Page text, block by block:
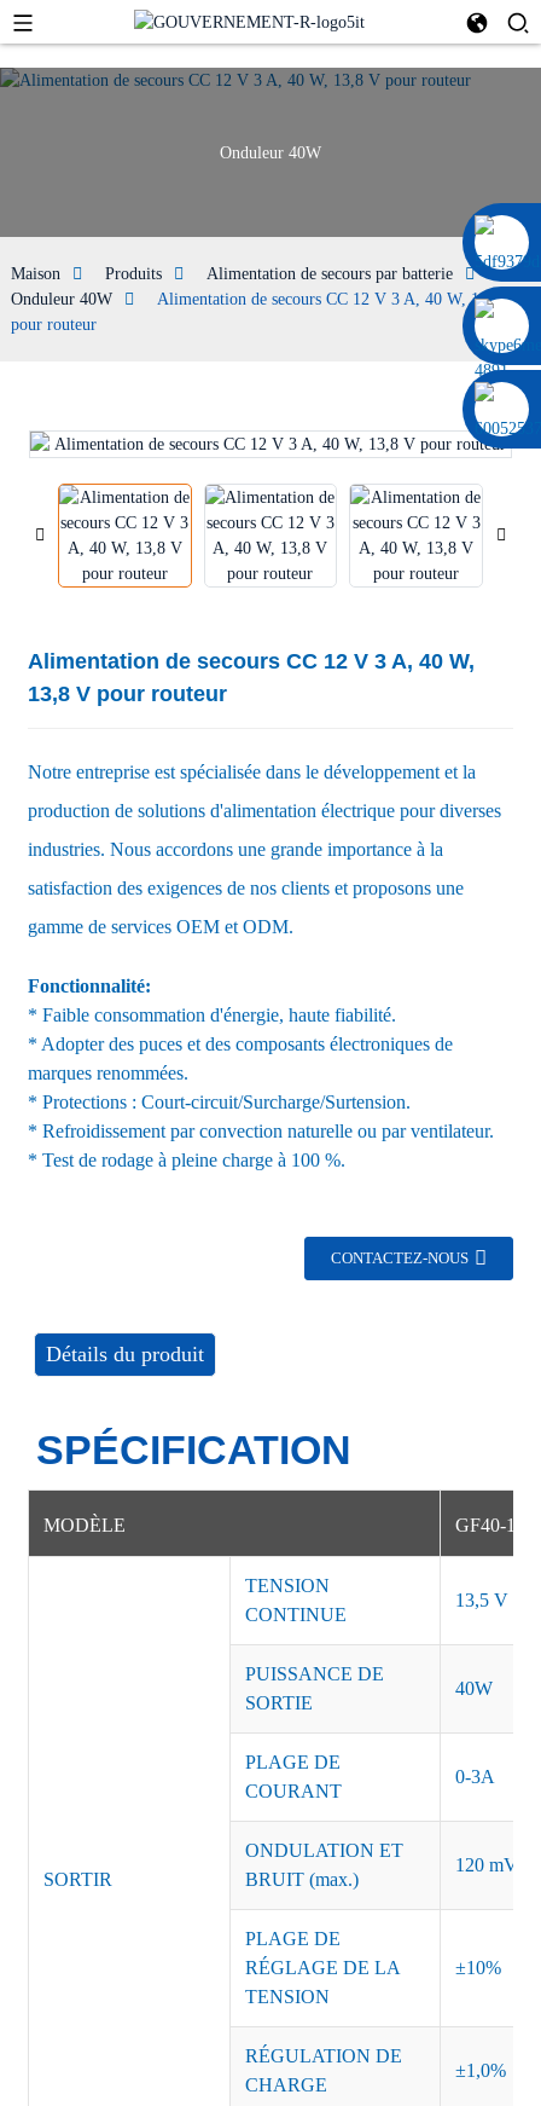
0086 13322920697
Onduleur 40W
Maison Produits
Alimentation de secours par batterie
Onduleur 40W
Alimentation de secours CC 12 V 3 A, 40 W, 13,8 V
pour routeur
Alimentation de secours CC 12 V 3 A, 40 W,
13,8 V pour routeur
Notre entreprise est spécialisée dans le développement et la
production de solutions d'alimentation électrique pour diverses
industries. Nous accordons une grande importance à la
satisfaction des exigences de nos clients et proposons une
gamme de services OEM et ODM.
Fonctionnalité:
* Faible consommation d'énergie, haute fiabilité.
* Adopter des puces et des composants électroniques de
marques renommées.
* Protections : Court-circuit/Surcharge/Surtension.
* Refroidissement par convection naturelle ou par ventilateur.
* Test de rodage à pleine charge à 100 %.
CONTACTEZ-NOUS
Détails du produit
SPÉCIFICATION
MODÈLE GF40-
SORTIR
TENSION
CONTINUE
13,5 V ±2
PUISSANCE DE
SORTIE
40W
PLAGE DE
COURANT
0-3A
ONDULATION ET
BRUIT (max.)
120 mVc-c
PLAGE DE
RÉGLAGE DE LA
TENSION
±10%
RÉGULATION DE
CHARGE
±1,0%